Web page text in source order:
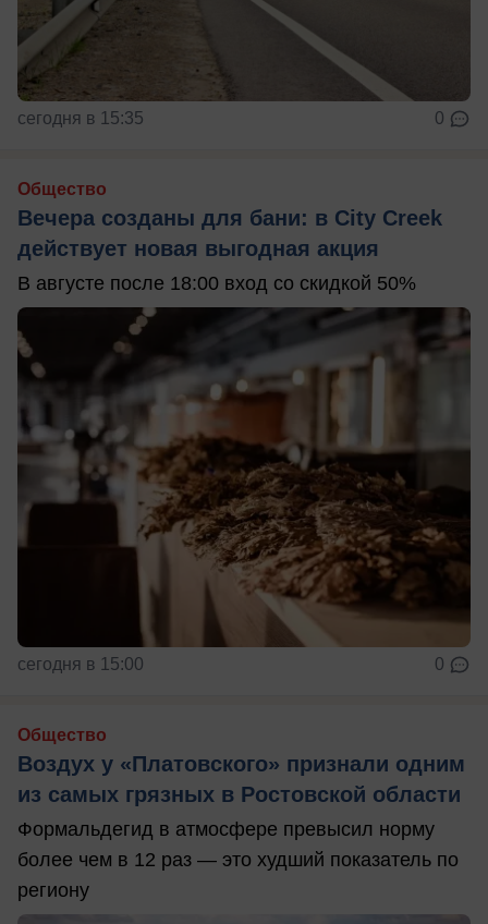
сегодня в 15:35 0
Общество
Вечера созданы для бани: в City Creek
действует новая выгодная акция
В августе после 18:00 вход со скидкой 50%
сегодня в 15:00 0
Общество
Воздух у «Платовского» признали одним
из самых грязных в Ростовской области
Формальдегид в атмосфере превысил норму
более чем в 12 раз — это худший показатель по
региону